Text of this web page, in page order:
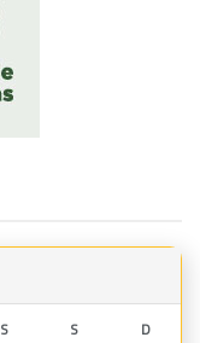
S S D